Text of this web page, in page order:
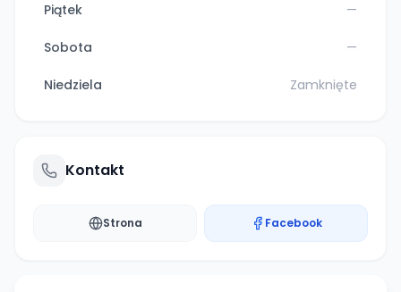
Piątek —
Sobota —
Niedziela Zamknięte
Kontakt
Strona Facebook